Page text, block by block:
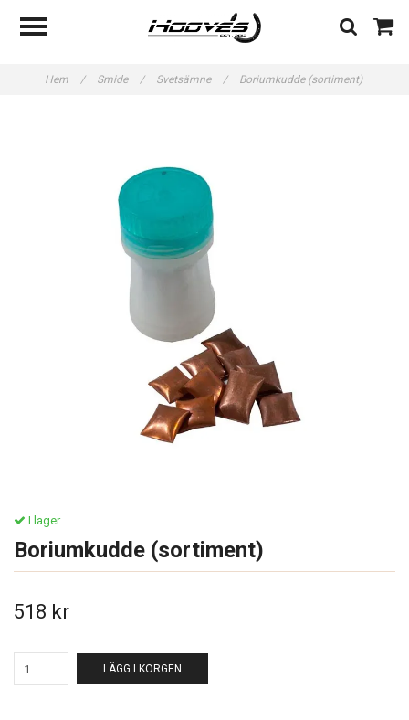
Hem / Smide / Svetsämne / Boriumkudde (sortiment)
I lager.
Boriumkudde (sortiment)
518 kr
LÄGG I KORGEN